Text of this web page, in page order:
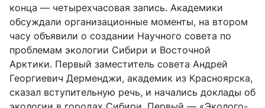
конца — четырехчасовая запись. Академики
обсуждали организационные моменты, на втором
часу объявили о создании Научного совета по
проблемам экологии Сибири и Восточной
Арктики. Первый заместитель совета Андрей
Георгиевич Дерменджи, академик из Красноярска,
сказал вступительную речь, и начались доклады об